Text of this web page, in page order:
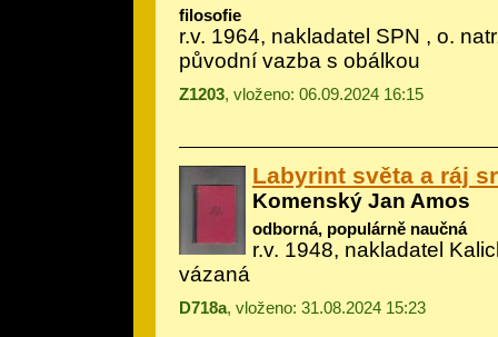
filosofie
r.v. 1964, nakladatel SPN , o.
původní vazba s obálkou
Z1203, vloženo: 06.09.2024 16:15
Labyrint světa a ráj
Komenský Jan Amos
odborná, populárně naučná
r.v. 1948, nakladatel
vázaná
D718a, vloženo: 31.08.2024 15:23